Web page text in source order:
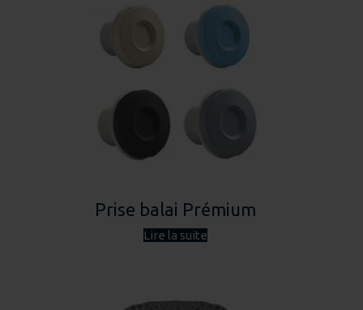
Prise balai Prémium
Lire la suite